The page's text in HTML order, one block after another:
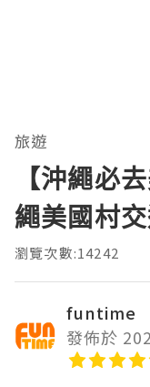
旅遊
【沖繩必
繩美國村
瀏覽次數:14242
funtime
發佈於